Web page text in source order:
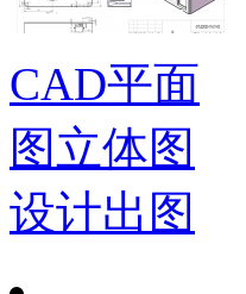
CAD平面
图立体图
设计出图